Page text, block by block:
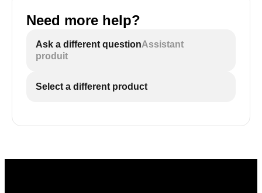
Need more help?
Ask a different questionAssistant
produit
Select a different product